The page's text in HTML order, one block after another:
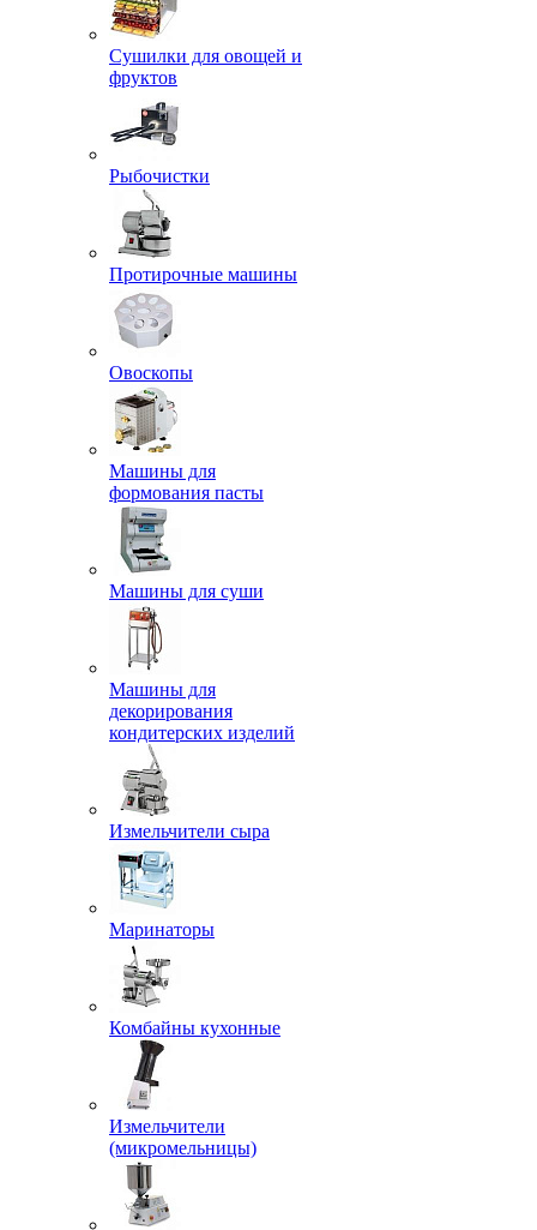
Сушилки для овощей и
фруктов
Рыбочистки
Протирочные машины
Овоскопы
Машины для
формования пасты
Машины для суши
Машины для
декорирования
кондитерских изделий
Измельчители сыра
Маринаторы
Комбайны кухонные
Измельчители
(микромельницы)